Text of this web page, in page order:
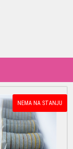
NEMA NA STANJU